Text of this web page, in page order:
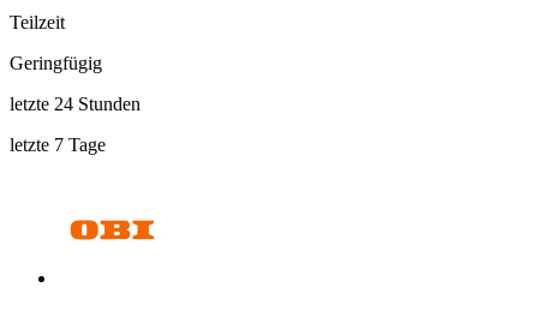
Teilzeit
Geringfügig
letzte 24 Stunden
letzte 7 Tage